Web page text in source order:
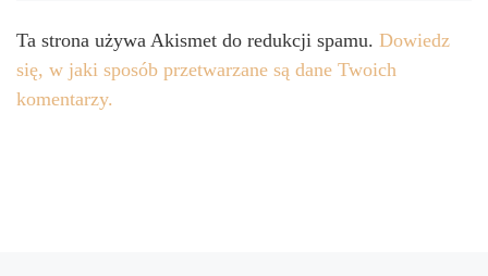
Ta strona używa Akismet do redukcji spamu. Dowiedz
się, w jaki sposób przetwarzane są dane Twoich
komentarzy.